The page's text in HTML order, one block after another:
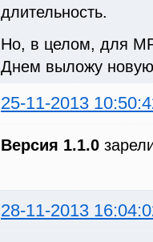
длительность.
Но, в целом, для
Днем выложу
25-11-2013
Версия 1.1.0
28-11-2013